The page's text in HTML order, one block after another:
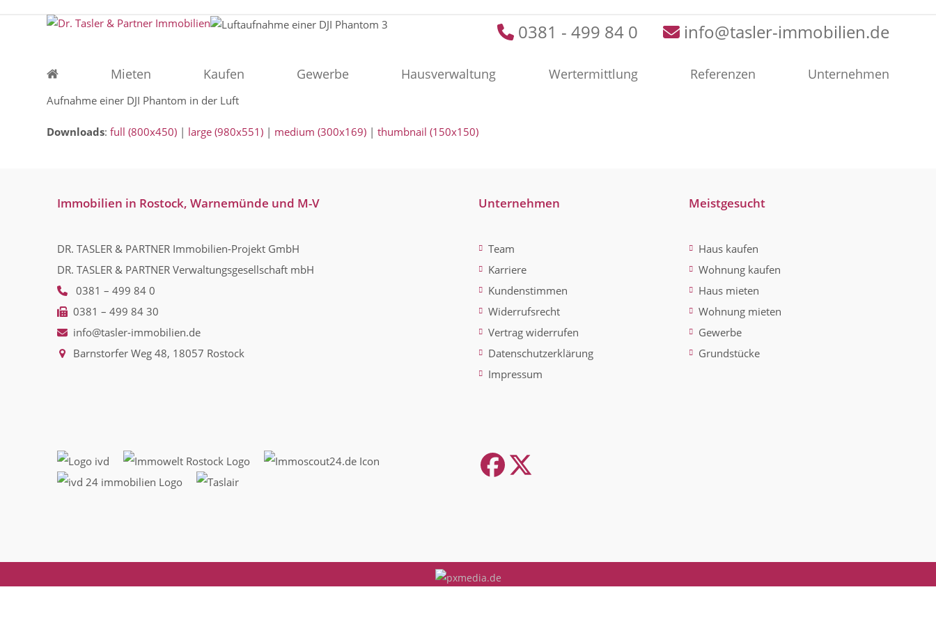
0381 - 499 84 0 info@tasler-immobilien.de
Mieten Kaufen Gewerbe Hausverwaltung Wertermittlung Referenzen Unternehmen
Aufnahme einer DJI Phantom in der Luft
Downloads:full (800x450) | large (980x551) | medium (300x169) |thumbnail (150x150)
Immobilien in Rostock, Warnemünde und M-V
DR. TASLER & PARTNER Immobilien-Projekt GmbH
DR. TASLER & PARTNER Verwaltungsgesellschaft mbH
0381 – 499 84 0
0381 – 499 84 30
info@tasler-immobilien.de
Barnstorfer Weg 48, 18057 Rostock
Unternehmen
Team
Karriere
Kundenstimmen
Widerrufsrecht
Vertrag widerrufen
Datenschutzerklärung
Impressum
Meistgesucht
Haus kaufen
Wohnung kaufen
Haus mieten
Wohnung mieten
Gewerbe
Grundstücke
Facebook
Twitter